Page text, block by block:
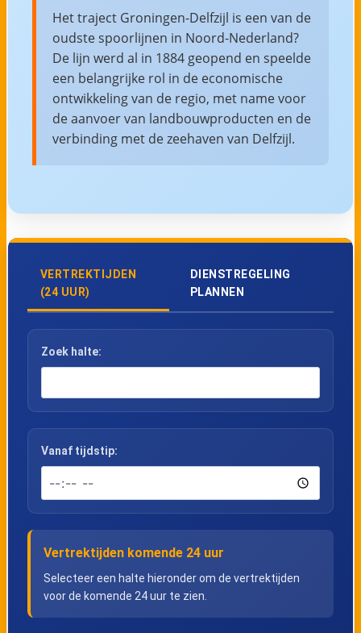
Het traject Groningen-Delfzijl is een van de
oudste spoorlijnen in Noord-Nederland?
De lijn werd al in 1884 geopend en speelde
een belangrijke rol in de economische
ontwikkeling van de regio, met name voor
de aanvoer van landbouwproducten en de
verbinding met de zeehaven van Delfzijl.
VERTREKTIJDEN
(24 UUR)
DIENSTREGELING
PLANNEN
Zoek halte:
Vanaf tijdstip:
Vertrektijden komende 24 uur
Selecteer een halte hieronder om de vertrektijden
voor de komende 24 uur te zien.